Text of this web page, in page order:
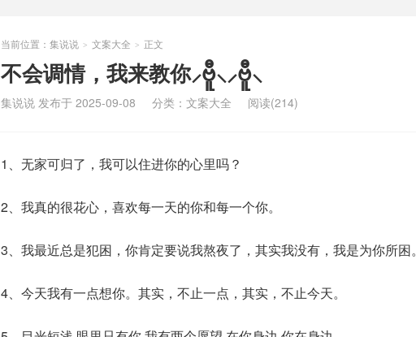
当前位置： 集说说 > 文案大全 > 正文
不会调情，我来教你⸝ဗီူ⸜⸝ဗီူ⸜
集说说 发布于 2025-09-08 分类： 文案大全 阅读(214)
1、无家可归了，我可以住进你的心里吗？
2、我真的很花心，喜欢每一天的你和每一个你。
3、我最近总是犯困，你肯定要说我熬夜了，其实我没有，我是为你所困。
4、今天我有一点想你。其实，不止一点，其实，不止今天。